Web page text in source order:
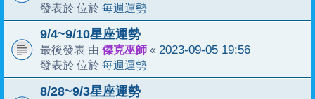
發表於 位於 每週運勢
9/4~9/10星座運勢
最後發表 由 傑克巫師 « 2023-09-05 19:56
發表於 位於 每週運勢
8/28~9/3星座運勢